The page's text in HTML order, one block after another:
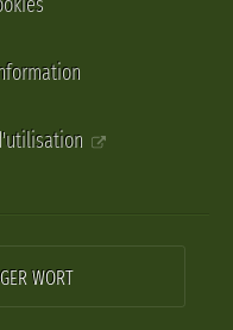
WORT